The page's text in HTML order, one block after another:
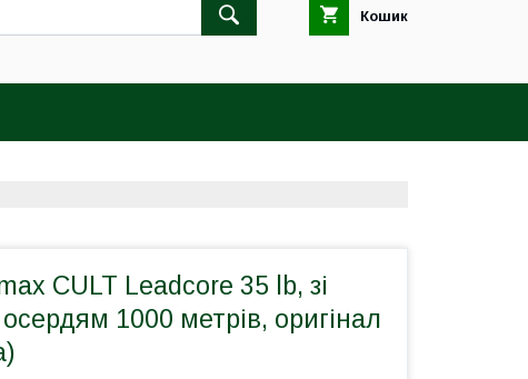
Кошик
CULT Leadcore 35 lb, зі
1000 метрів, оригінал